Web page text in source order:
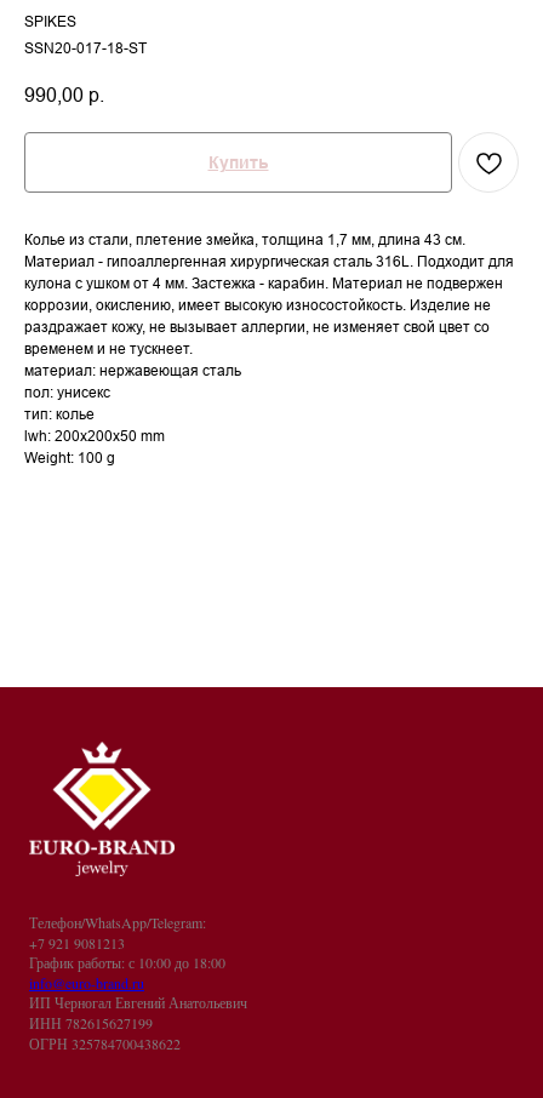
SPIKES
SSN20-017-18-ST
990,00 р.
Купить
Колье из стали, плетение змейка, толщина 1,7 мм, длина 43 см.
Материал - гипоаллергенная хирургическая сталь 316L. Подходит для
кулона с ушком от 4 мм. Застежка - карабин. Материал не подвержен
коррозии, окислению, имеет высокую износостойкость. Изделие не
раздражает кожу, не вызывает аллергии, не изменяет свой цвет со
временем и не тускнеет.
материал: нержавеющая сталь
пол: унисекс
тип: колье
lwh: 200x200x50 mm
Weight: 100 g
Телефон/WhatsApp/Telegram:
+7 921 9081213
График работы: с 10:00 до 18:00
info@euro-brand.ru
ИП Черногал Евгений Анатольевич
ИНН 782615627199
ОГРН 325784700438622